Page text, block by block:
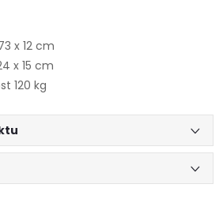
x 12 cm
x 15 cm
120 kg